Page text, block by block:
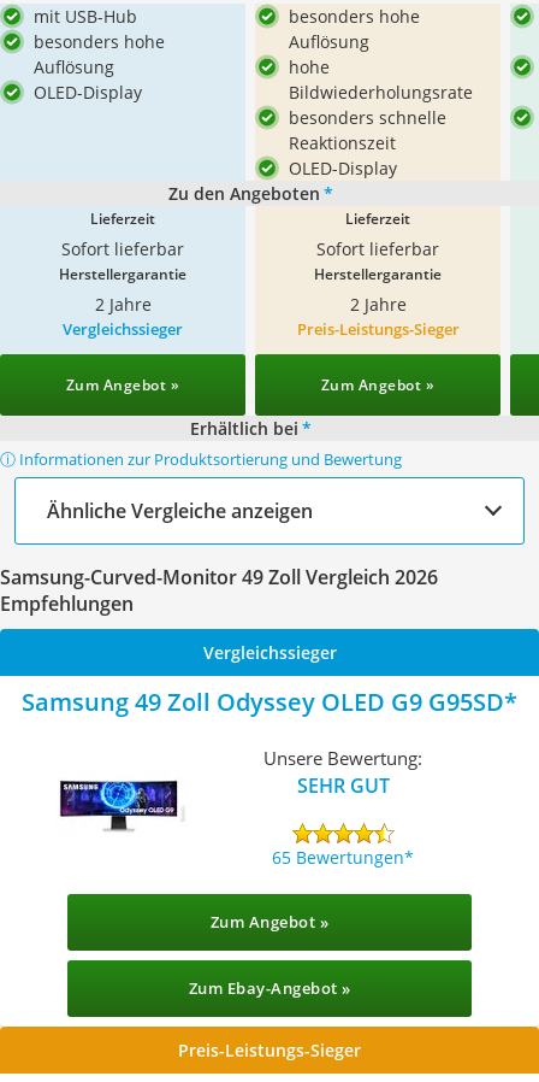
mit USB-Hub
besonders hohe
Auflösung
OLED-Display
besonders hohe
Auflösung
hohe
Bildwiederholungsrate
besonders schnelle
Reaktionszeit
OLED-Display
Zu den Angeboten *
Lieferzeit
Sofort lieferbar
Lieferzeit
Sofort lieferbar
Herstellergarantie
2 Jahre
Herstellergarantie
2 Jahre
Vergleichssieger
Zum Angebot »
Preis-Leistungs-Sieger
Zum Angebot »
Erhältlich bei *
ⓘ Informationen zur Produktsortierung und Bewertung
Ähnliche Vergleiche anzeigen
Samsung-Curved-Monitor 49 Zoll Vergleich 2026
Empfehlungen
Vergleichssieger
Samsung 49 Zoll Odyssey OLED G9 G95SD
Unsere Bewertung:
SEHR GUT
65 Bewertungen
Zum Angebot »
Zum Ebay-Angebot »
Preis-Leistungs-Sieger